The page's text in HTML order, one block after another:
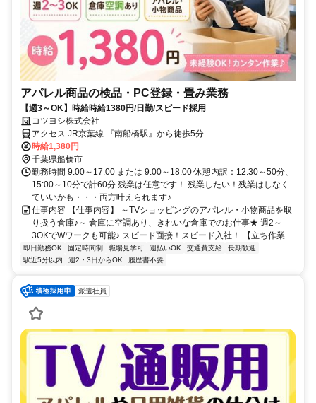
アパレル商品の検品・PC登録・畳み業務
【週3～OK】時給時給1380円/日勤/スピード採用
コツヨシ株式会社
アクセス JR京葉線 『南船橋駅』から徒歩5分
時給1,380円
千葉県船橋市
勤務時間 9:00～17:00 または 9:00～18:00 休憩内訳：12:30～50分、
15:00～10分で計60分 残業は任意です！ 残業したい！残業はしなく
ていいかも・・・両方叶えられます♪
仕事内容 【仕事内容】 ～TVショッピングのアパレル・小物商品を取
り扱う倉庫♪～ 倉庫に空調あり、きれいな倉庫でのお仕事★ 週2～
3OKでWワークも可能♪ スピード面接！スピード入社！ 【立ち作業...
即日勤務OK 固定時間制 職場見学可 週払いOK 交通費支給
長期歓迎
駅近5分以内
週2・3日からOK 履歴書不要
派遣社員